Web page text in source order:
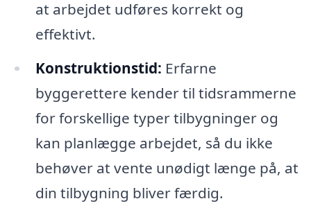
at arbejdet udføres korrekt og
effektivt.
Konstruktionstid: Erfarne
byggerettere kender til tidsrammerne
for forskellige typer tilbygninger og
kan planlægge arbejdet, så du ikke
behøver at vente unødigt længe på, at
din tilbygning bliver færdig.